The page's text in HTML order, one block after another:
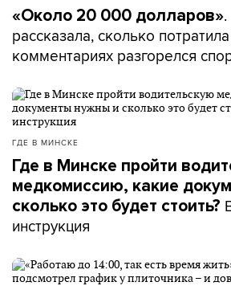
«Около 20 000 долларов»
рассказала, сколько
комментариях разгорелся
ГДЕ В МИНСКЕ
Где в Минске пройти
медкомиссию, какие
сколько это будет стоить?
инструкция